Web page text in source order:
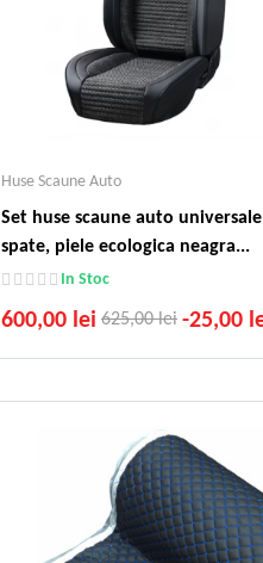
Huse Scaune Auto
Set huse scaune auto
spate, piele ecologica neagra...
In Stoc
625,00 lei -25,00
600,00 lei